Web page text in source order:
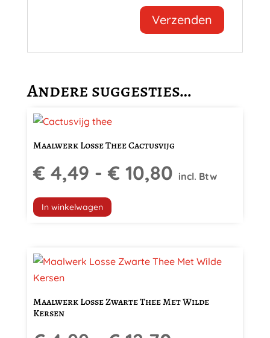
Andere suggesties…
Maalwerk Losse Thee Cactusvijg
€ 4,49 - € 10,80
€ 10,80
incl. Btw
In winkelwagen
Dit
meerdere
variaties.
Deze
optie
gekozen
worden
op
de
productpagina
Maalwerk Losse Zwarte Thee Met Wilde
Kersen
Dit
product
meerdere